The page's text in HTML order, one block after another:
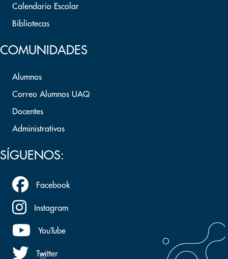
Calendario Escolar
Bibliotecas
COMUNIDADES
Alumnos
Correo Alumnos UAQ
Docentes
Administrativos
SÍGUENOS:
Facebook
Instagram
YouTube
Twitter